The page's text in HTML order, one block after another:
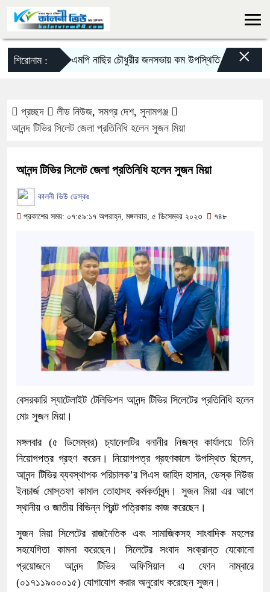
শিরোনাম :
দিরাইয়ে এমপি নাছির চৌধুরীর জনসভায় কম উপস্থিতি নিয়ে আলোচনা-
×
প্রচ্ছদ লীড নিউজ, সমগ্র দেশ, সুনামগঞ্জ
আনন্দ টিভির সিলেট জেলা প্রতিনিধি হলেন সুজন মিয়া
আনন্দ টিভির সিলেট জেলা প্রতিনিধি হলেন সুজন মিয়া
কালনী ভিউ ডেস্কঃ
প্রকাশের সময়: ০৭:৫৯:১৭ অপরাহ্ন, মঙ্গলবার, ৫ ডিসেম্বর ২০২৩ ৭৪৮
বেসরকারি স্যাটেলাইট টেলিভিশন আনন্দ টিভির সিলেটের প্রতিনিধি হলেন
মোঃ সুজন মিয়া।
মঙ্গলবার (৫ ডিসেম্বর) চ্যানেলটির বনানীর নিজস্ব কার্যালয়ে তিনি
নিয়োগপত্র গ্রহণ করেন। নিয়োগপত্র গ্রহণকালে উপস্থিত ছিলেন,
আনন্দ টিভির ব্যবস্থাপক পরিচালক’র পিএস জাহিদ হাসান, ডেস্ক নিউজ
ইনচার্জ মোস্তফা কামাল তোহাসহ কর্মকর্তাবৃন্দ। সুজন মিয়া এর আগে
স্থানীয় ও জাতীয় বিভিন্ন প্রিন্ট পত্রিকায় কাজ করেছেন।
সুজন মিয়া সিলেটের রাজনৈতিক এবং সামাজিকসহ সাংবাদিক মহলের
সহযেগিতা কামনা করেছেন। সিলেটের সংবাদ সংক্রান্ত যেকোনো
প্রয়োজনে আনন্দ টিভির অফিসিয়াল এ ফোন নাম্বারে
(০১৭১১৯০০০১৫) যোগাযোগ করার অনুরোধ করেছেন সুজন।